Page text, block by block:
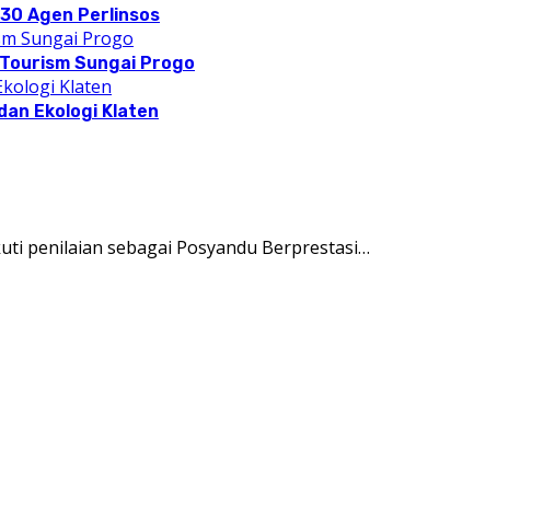
Agen Perlinsos
Sungai Progo
Ekologi Klaten
penilaian sebagai Posyandu Berprestasi…